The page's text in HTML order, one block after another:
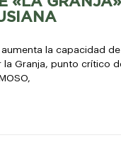
la capacidad de
la Granja, punto crítico